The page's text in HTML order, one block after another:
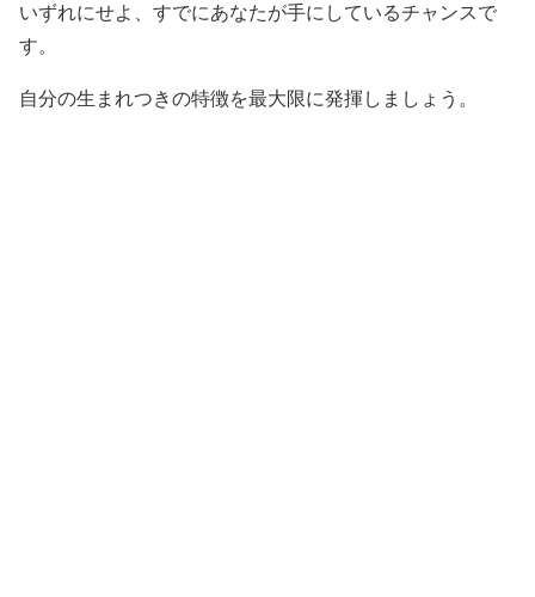
いずれにせよ、すでにあなたが手にしているチャンスで
す。
自分の生まれつきの特徴を最大限に発揮しましょう。